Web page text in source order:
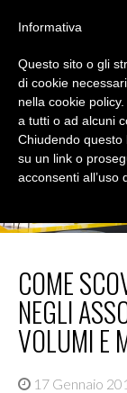
content
Conoscere
COME
NEGLI
VOLUMI E
17 Gennaio
Informativa
Questo sito o gli
di cookie
nella cookie
a tutti o ad alcuni
Chiudendo
su un link o
acconsenti all’uso